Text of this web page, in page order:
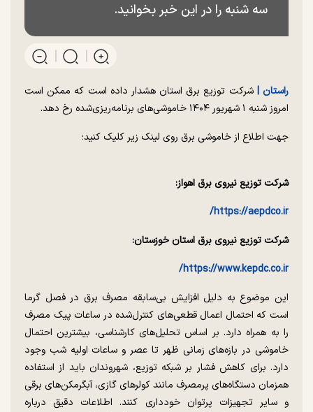
سه شنبه را در این خبر بخوانید.
راستان | شرکت توزیع برق استان هشدار داده است که ممکن است
امروز شنبه ۱ شهریور ۱۴۰۴ خاموشی‌های برنامه‌ریزی‌شده رخ دهد.
جهت اطلاع از خاموشی برق روی لینک زیر کلیک کنید؛
شرکت توزیع نیروی برق اهواز:
https://aepdco.ir/
شرکت توزیع نیروی برق استان خوزستان:
https://www.kepdc.co.ir/
این موضوع به دلیل افزایش بی‌سابقه مصرف برق در فصل گرما
است که احتمال اعمال قطعی‌های کنترل‌شده در ساعات پیک مصرف
را به همراه دارد. بر اساس تحلیل‌های کارشناسی، بیشترین احتمال
خاموشی در بازه‌های زمانی ظهر تا عصر و ساعات اولیه شب وجود
دارد. برای کاهش فشار بر شبکه توزیع، شهروندان باید از استفاده
همزمان دستگاه‌های پرمصرف مانند کولرهای گازی، آبگرمکن‌های برقی
و سایر تجهیزات پرتوان خودداری کنند. اطلاعات دقیق درباره